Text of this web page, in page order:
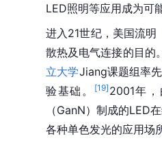
LED照明等应用成为可
进入21世纪，美国流
散热及电气连接的目的
立大学Jiang课题组率
验基础。
[19] 2001年
（GanN）制成的LED
各种单色发光的应用场